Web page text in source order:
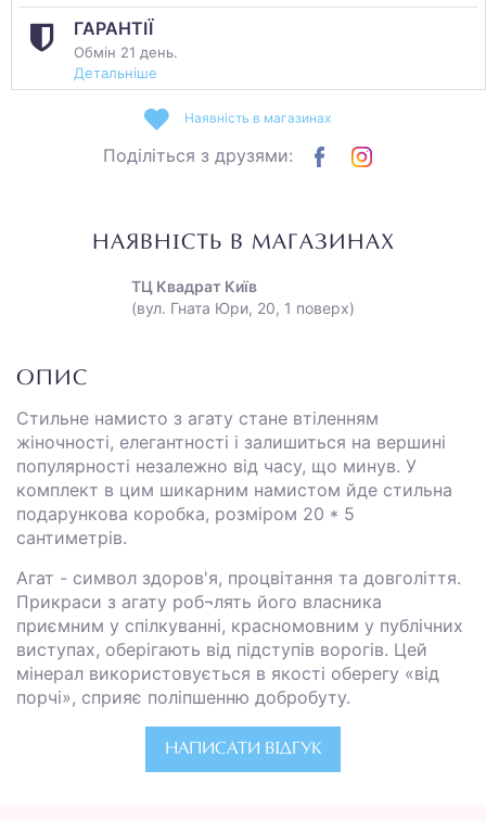
ГАРАНТІЇ
Обмін 21 день.
Детальніше
Наявність в магазинах
Поділіться з друзями:
НАЯВНІСТЬ В МАГАЗИНАХ
ТЦ Квадрат Київ
(вул. Гната Юри, 20, 1 поверх)
ОПИС
Стильне намисто з агату стане втіленням
жіночності, елегантності і залишиться на вершині
популярності незалежно від часу, що минув. У
комплект в цим шикарним намистом йде стильна
подарункова коробка, розміром 20 * 5
сантиметрів.
Агат - символ здоров'я, процвітання та довголіття.
Прикраси з агату роб¬лять його власника
приємним у спілкуванні, красномовним у публічних
виступах, оберігають від підступів ворогів. Цей
мінерал використовується в якості оберегу «від
порчі», сприяє поліпшенню добробуту.
НАПИСАТИ ВІДГУК